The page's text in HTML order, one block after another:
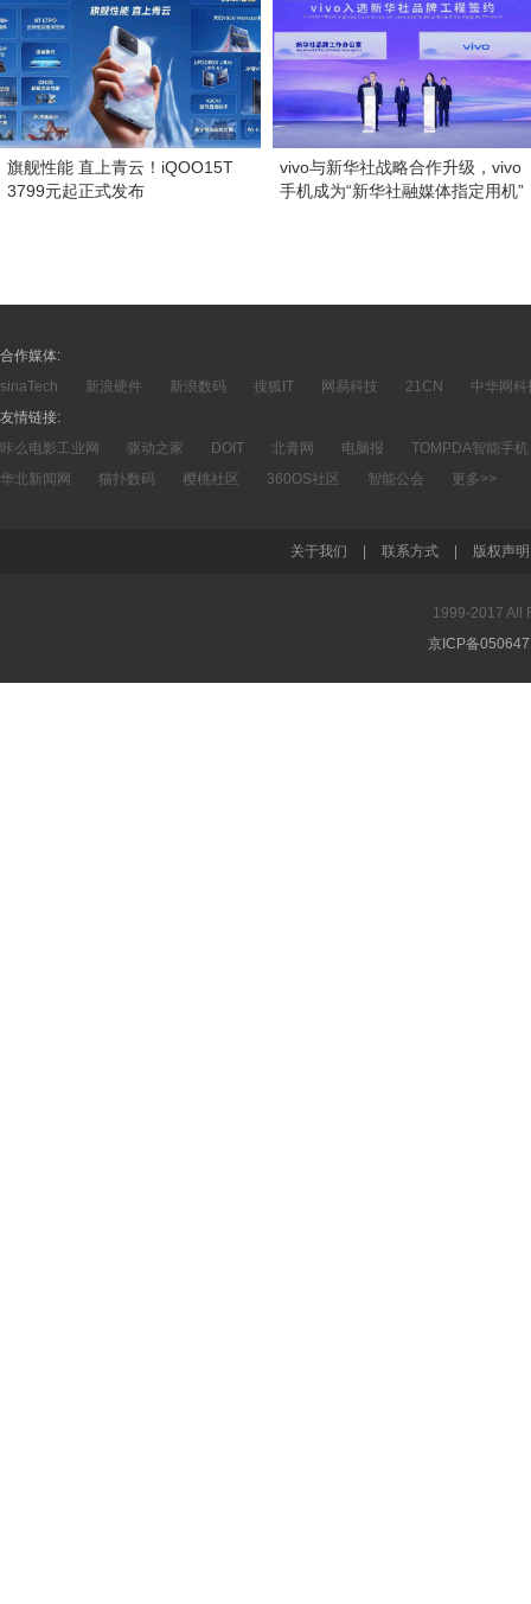
旗舰性能 直上青云！iQOO15T
3799元起正式发布
vivo与新华社战略合作升级，vivo
手机成为“新华社融媒体指定用机”
合作媒体:
sinaTech
新浪硬件 新浪数码 搜狐IT 网易科技 21CN
中华网科
友情链接:
咔么电影工业网
驱动之家 DOIT 北青网 电脑报
TOMPDA智能手机
华北新闻网
猫扑数码 樱桃社区 360OS社区 智能公会 更多>>
关于我们 | 联系方式 | 版权声明
1999-2017 All
京ICP备